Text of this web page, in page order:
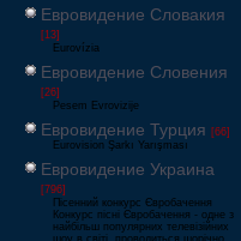
Евровидение Словакия
[13]
Eurovízia
Евровидение Словения
[26]
Pesem Evrovizije
Евровидение Турция [66]
Eurovision Şarkı Yarışması
Евровидение Украина
[796]
Пісенний конкурс Євробачення
Конкурс пісні Євробачення - одне з
найбільш популярних телевізійних
шоу в світі, проводиться щорічно,